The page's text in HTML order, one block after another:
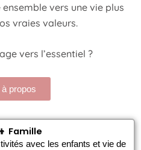
vers une vie plus
vraies valeurs.
vers l’essentiel ?
à propos
Famille
avec les enfants et vie de